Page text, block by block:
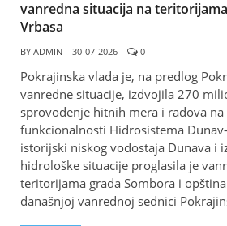
vanredna situacija na
Vrbasa
BY ADMIN 30-07-2026 0
Pokrajinska vlada jе, na predlog
vanredne situacije, izdvojila 270
sprovođenje hitnih mera i radova
funkcionalnosti Hidrosistema
istorijski niskog vodostaja Dunava i
hidrološke situacije proglasila je
teritorijama grada Sombora i
današnjoj vanrednoj sednici